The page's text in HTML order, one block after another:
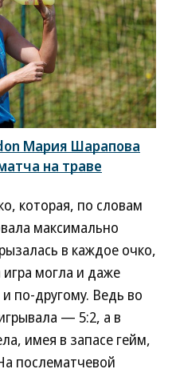
Мария Шарапова
на траве
которая, по словам
максимально
в каждое очко,
могла и даже
по-другому. Ведь во
— 5:2, а в
имея в запасе гейм,
послематчевой